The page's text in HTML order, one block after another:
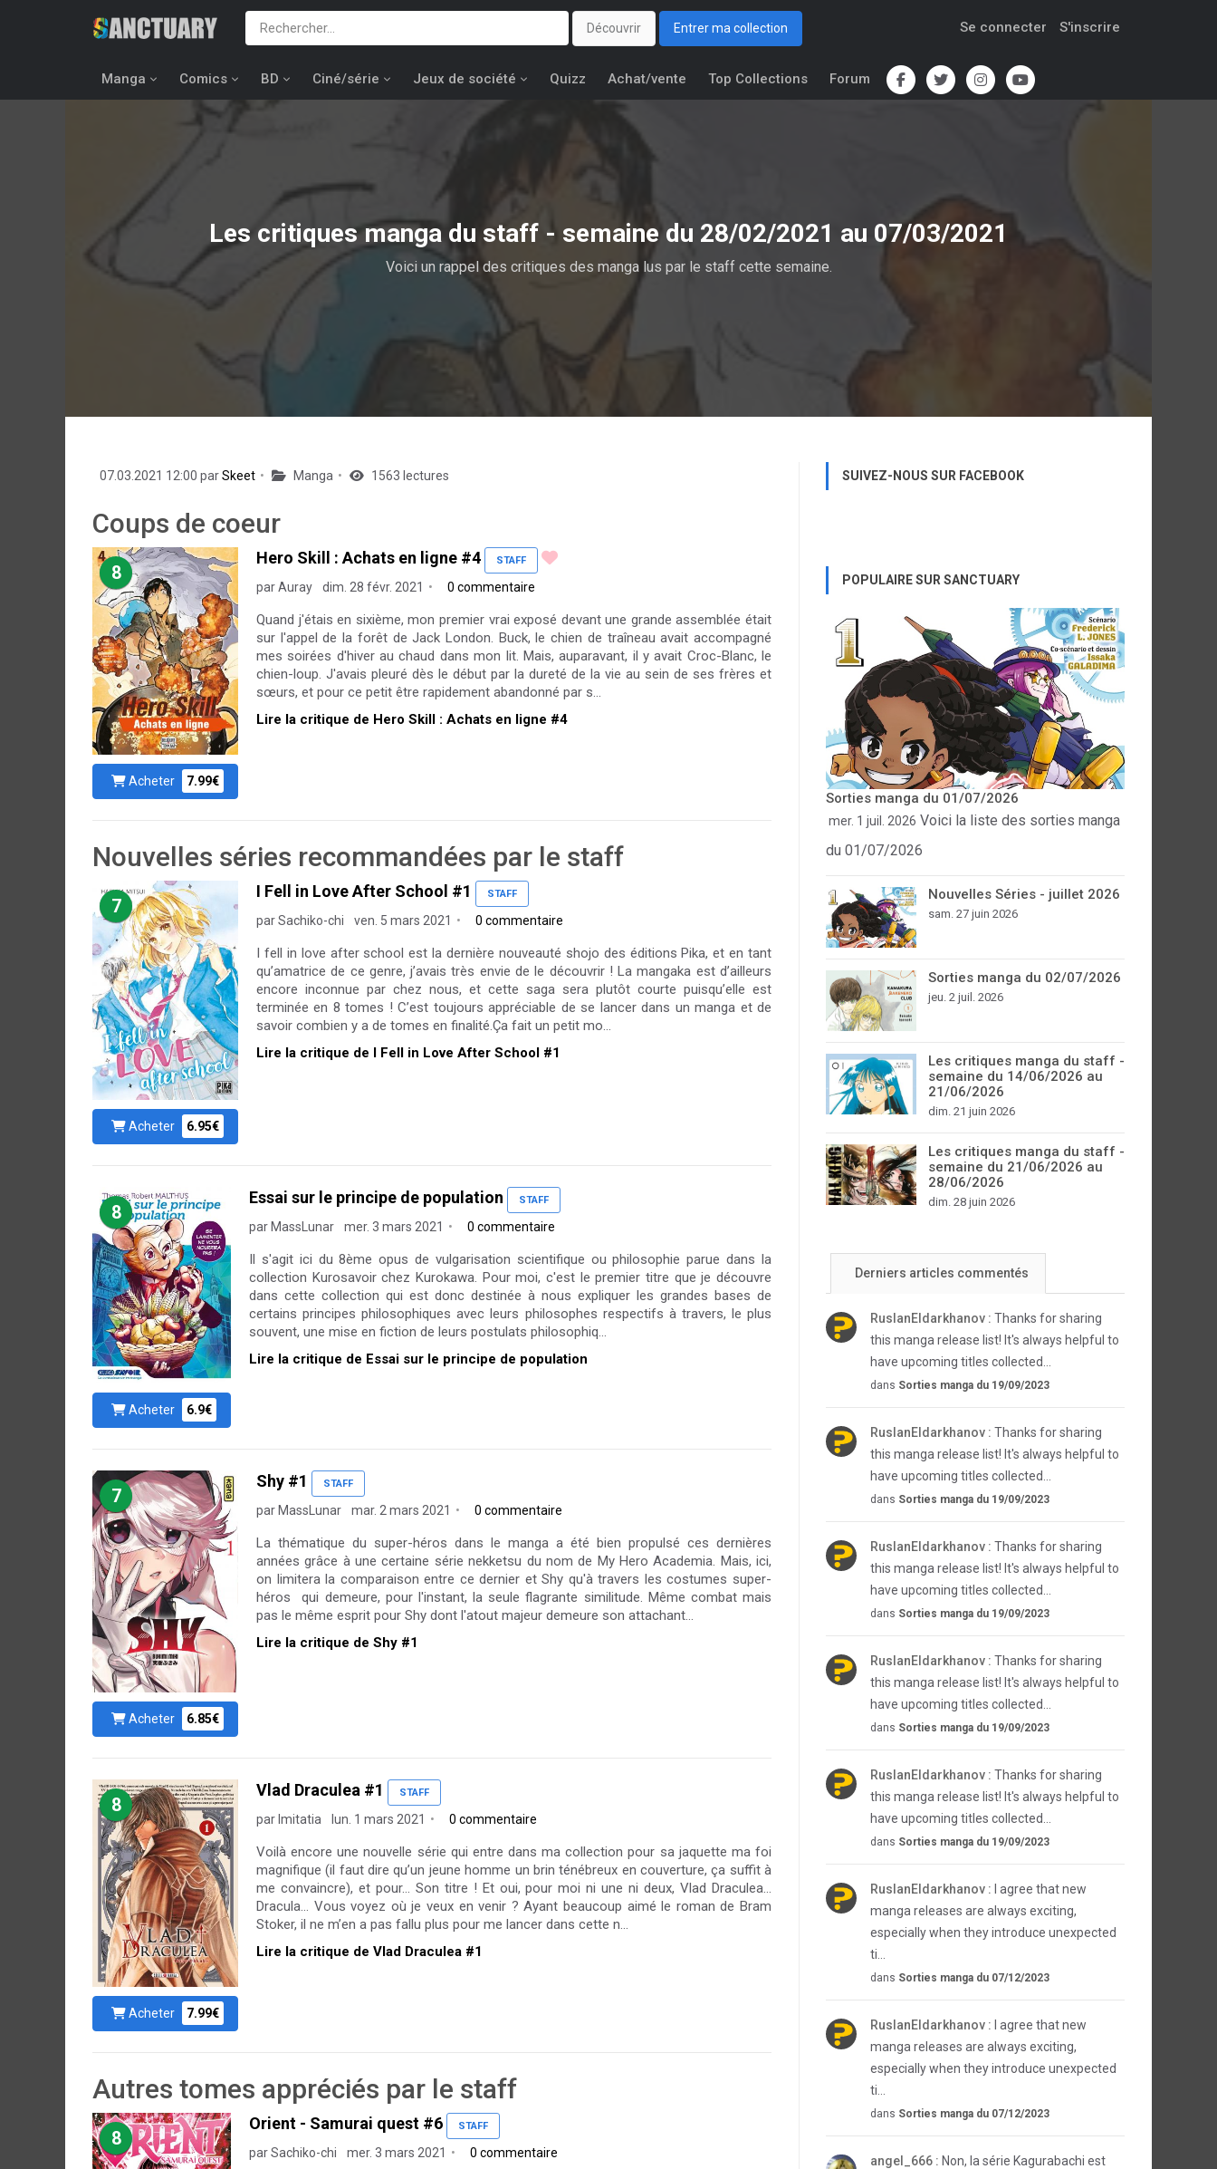
Découvrir Entrer ma collection Se connecter S'inscrire
Manga Comics BD Ciné/série Jeux de société Quizz Achat/vente Top Collections Forum
Les critiques manga du staff - semaine du 28/02/2021 au 07/03/2021
Voici un rappel des critiques des manga lus par le staff cette semaine.
07.03.2021 12:00 parSkeet Manga 1563 lectures
Coups de coeur
8
Acheter 7.99€
Hero Skill : Achats en ligne #4 STAFF
par Auray dim. 28 févr. 2021 0 commentaire
Quand j'étais en sixième, mon premier vrai exposé devant une grande assemblée était
sur l'appel de la forêt de Jack London. Buck, le chien de traîneau avait accompagné
mes soirées d'hiver au chaud dans mon lit. Mais, auparavant, il y avait Croc-Blanc, le
chien-loup. J'avais pleuré dès le début par la dureté de la vie au sein de ses frères et
sœurs, et pour ce petit être rapidement abandonné par s...
Lire la critique de Hero Skill : Achats en ligne #4
Nouvelles séries recommandées par le staff
7
Acheter 6.95€
I Fell in Love After School #1 STAFF
par Sachiko-chi ven. 5 mars 2021 0 commentaire
I fell in love after school est la dernière nouveauté shojo des éditions Pika, et en tant
qu’amatrice de ce genre, j’avais très envie de le découvrir ! La mangaka est d’ailleurs
encore inconnue par chez nous, et cette saga sera plutôt courte puisqu’elle est
terminée en 8 tomes ! C’est toujours appréciable de se lancer dans un manga et de
savoir combien y a de tomes en finalité.Ça fait un petit mo...
Lire la critique de I Fell in Love After School #1
8
Acheter 6.9€
Essai sur le principe de population STAFF
par MassLunar mer. 3 mars 2021 0 commentaire
Il s'agit ici du 8ème opus de vulgarisation scientifique ou philosophie parue dans la
collection Kurosavoir chez Kurokawa. Pour moi, c'est le premier titre que je découvre
dans cette collection qui est donc destinée à nous expliquer les grandes bases de
certains principes philosophiques avec leurs philosophes respectifs à travers, le plus
souvent, une mise en fiction de leurs postulats philosophiq...
Lire la critique de Essai sur le principe de population
7
Acheter 6.85€
Shy #1 STAFF
par MassLunar mar. 2 mars 2021 0 commentaire
La thématique du super-héros dans le manga a été bien propulsé ces dernières
années grâce à une certaine série nekketsu du nom de My Hero Academia. Mais, ici,
on limitera la comparaison entre ce dernier et Shy qu'à travers les costumes super-
héros qui demeure, pour l'instant, la seule flagrante similitude. Même combat mais
pas le même esprit pour Shy dont l'atout majeur demeure son attachant...
Lire la critique de Shy #1
8
Acheter 7.99€
Vlad Draculea #1 STAFF
par Imitatia lun. 1 mars 2021 0 commentaire
Voilà encore une nouvelle série qui entre dans ma collection pour sa jaquette ma foi
magnifique (il faut dire qu’un jeune homme un brin ténébreux en couverture, ça suffit à
me convaincre), et pour… Son titre ! Et oui, pour moi ni une ni deux, Vlad Draculea…
Dracula… Vous voyez où je veux en venir ? Ayant beaucoup aimé le roman de Bram
Stoker, il ne m’en a pas fallu plus pour me lancer dans cette n...
Lire la critique de Vlad Draculea #1
Autres tomes appréciés par le staff
8
Orient - Samurai quest #6 STAFF
par Sachiko-chi mer. 3 mars 2021 0 commentaire
SUIVEZ-NOUS SUR FACEBOOK
POPULAIRE SUR SANCTUARY
Sorties manga du 01/07/2026
mer. 1 juil. 2026 Voici la liste des sorties manga
du 01/07/2026
Nouvelles Séries - juillet 2026
sam. 27 juin 2026
Sorties manga du 02/07/2026
jeu. 2 juil. 2026
Les critiques manga du staff -
semaine du 14/06/2026 au
21/06/2026
dim. 21 juin 2026
Les critiques manga du staff -
semaine du 21/06/2026 au
28/06/2026
dim. 28 juin 2026
Derniers articles commentés
RuslanEldarkhanov : Thanks for sharing
this manga release list! It's always helpful to
have upcoming titles collected...
dans Sorties manga du 19/09/2023
RuslanEldarkhanov : Thanks for sharing
this manga release list! It's always helpful to
have upcoming titles collected...
dans Sorties manga du 19/09/2023
RuslanEldarkhanov : Thanks for sharing
this manga release list! It's always helpful to
have upcoming titles collected...
dans Sorties manga du 19/09/2023
RuslanEldarkhanov : Thanks for sharing
this manga release list! It's always helpful to
have upcoming titles collected...
dans Sorties manga du 19/09/2023
RuslanEldarkhanov : Thanks for sharing
this manga release list! It's always helpful to
have upcoming titles collected...
dans Sorties manga du 19/09/2023
RuslanEldarkhanov :
I agree that new
manga releases are always exciting,
especially when they introduce unexpected
ti...
dans Sorties manga du 07/12/2023
RuslanEldarkhanov :
I agree that new
manga releases are always exciting,
especially when they introduce unexpected
ti...
dans Sorties manga du 07/12/2023
angel_666 : Non, la série Kagurabachi est